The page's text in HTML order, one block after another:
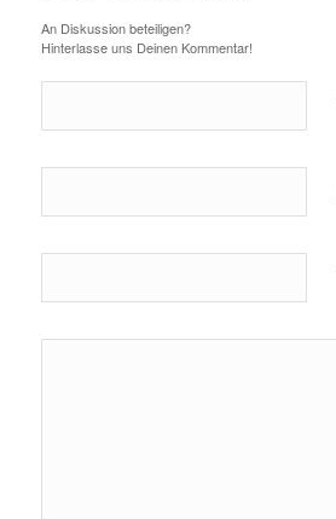
An Diskussion beteiligen?
Hinterlasse uns Deinen Kommentar!